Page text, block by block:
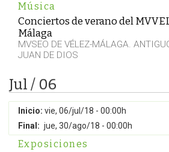
Música
Conciertos de verano del
Málaga
MVSEO DE VÉLEZ-MÁLAGA.
JUAN DE DIOS
Jul / 06
Inicio: vie, 06/jul/18 - 00:00h
Final: jue, 30/ago/18 - 00:00h
Exposiciones